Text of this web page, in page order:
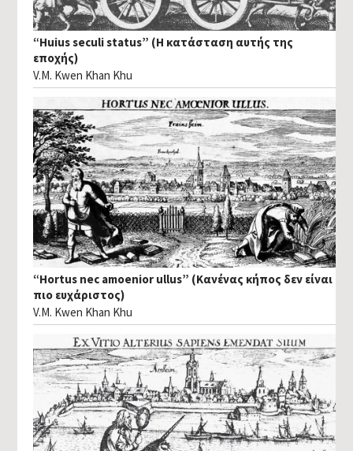
“Huius seculi status” (Η κατάσταση αυτής της
εποχής)
V.M. Kwen Khan Khu
“Hortus nec amoenior ullus” (Κανένας κήπος δεν είναι
πιο ευχάριστος)
V.M. Kwen Khan Khu